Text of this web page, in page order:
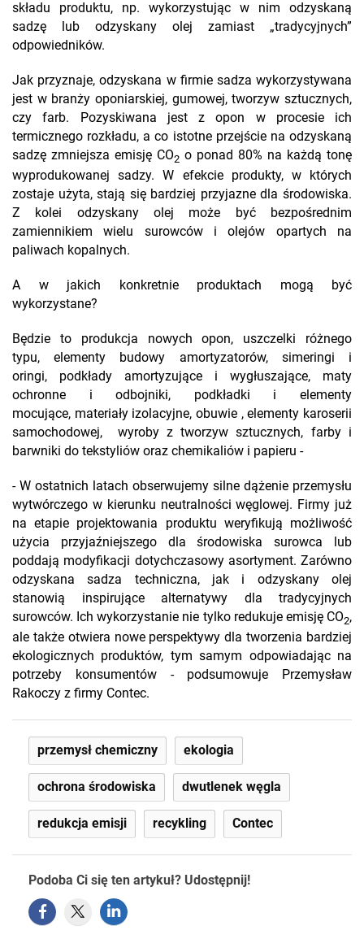
składu produktu, np. wykorzystując w nim odzyskaną
sadzę lub odzyskany olej zamiast „tradycyjnych”
odpowiedników.
Jak przyznaje, odzyskana w firmie sadza wykorzystywana
jest w branży oponiarskiej, gumowej, tworzyw sztucznych,
czy farb. Pozyskiwana jest z opon w procesie ich
termicznego rozkładu, a co istotne przejście na odzyskaną
sadzę zmniejsza emisję CO2 o ponad 80% na każdą tonę
wyprodukowanej sadzy. W efekcie produkty, w których
zostaje użyta, stają się bardziej przyjazne dla środowiska.
Z kolei odzyskany olej może być bezpośrednim
zamiennikiem wielu surowców i olejów opartych na
paliwach kopalnych.
A w jakich konkretnie produktach mogą być
wykorzystane?
Będzie to produkcja nowych opon, uszczelki różnego
typu, elementy budowy amortyzatorów, simeringi i
oringi, podkłady amortyzujące i wygłuszające, maty
ochronne i odbojniki, podkładki i elementy
mocujące, materiały izolacyjne, obuwie , elementy karoserii
samochodowej, wyroby z tworzyw sztucznych, farby i
barwniki do tekstyliów oraz chemikaliów i papieru -
- W ostatnich latach obserwujemy silne dążenie przemysłu
wytwórczego w kierunku neutralności węglowej. Firmy już
na etapie projektowania produktu weryfikują możliwość
użycia przyjaźniejszego dla środowiska surowca lub
poddają modyfikacji dotychczasowy asortyment. Zarówno
odzyskana sadza techniczna, jak i odzyskany olej
stanowią inspirujące alternatywy dla tradycyjnych
surowców. Ich wykorzystanie nie tylko redukuje emisję CO2,
ale także otwiera nowe perspektywy dla tworzenia bardziej
ekologicznych produktów, tym samym odpowiadając na
potrzeby konsumentów - podsumowuje Przemysław
Rakoczy z firmy Contec.
przemysł chemiczny ekologia
ochrona środowiska dwutlenek węgla
redukcja emisji recykling Contec
Podoba Ci się ten artykuł? Udostępnij!